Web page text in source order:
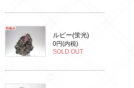
ルビー(蛍光)
0円(内税)
SOLD OUT